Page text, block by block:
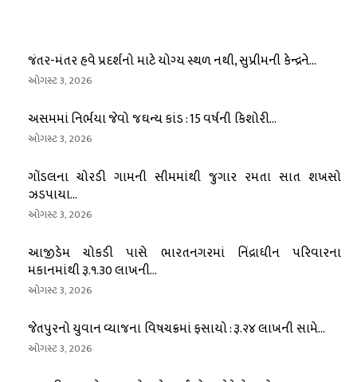
જંતર-મંતર હવે પ્રદર્શનો માટે યોગ્ય સ્થળ નથી, સુપ્રીમની કેન્દ્રને...
ઓગસ્ટ 3, 2026
અસમમાં નિર્ભયા જેવો જઘન્ય કાંડ : 15 વર્ષની કિશોરી...
ઓગસ્ટ 3, 2026
ગોંડલના ચોરડી ગામની સીમમાંથી જુગાર રમતા સાત શખસો
ઝડપાયા...
ઓગસ્ટ 3, 2026
આજીડેમ ચોકડી પાસે ભારતનગરમાં નિંદ્રાધીન પરિવારના
મકાનમાંથી રૂ.૧.૩૦ લાખની...
ઓગસ્ટ 3, 2026
જેતપુરનો યુવાન વ્યાજના વિષચક્રમાં ફસાયો : રૂ.૨૪ લાખની સામે...
ઓગસ્ટ 3, 2026